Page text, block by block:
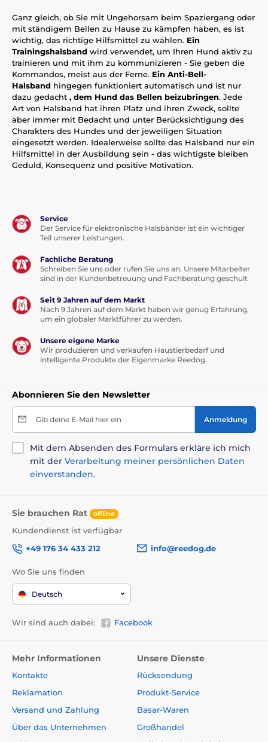
Ganz gleich, ob Sie mit Ungehorsam beim Spaziergang oder
mit ständigem Bellen zu Hause zu kämpfen haben, es ist
wichtig, das richtige Hilfsmittel zu wählen. Ein
Trainingshalsband wird verwendet, um Ihren Hund aktiv zu
trainieren und mit ihm zu kommunizieren - Sie geben die
Kommandos, meist aus der Ferne. Ein Anti-Bell-
Halsband hingegen funktioniert automatisch und ist nur
dazu gedacht , dem Hund das Bellen beizubringen. Jede
Art von Halsband hat ihren Platz und ihren Zweck, sollte
aber immer mit Bedacht und unter Berücksichtigung des
Charakters des Hundes und der jeweiligen Situation
eingesetzt werden. Idealerweise sollte das Halsband nur ein
Hilfsmittel in der Ausbildung sein - das wichtigste bleiben
Geduld, Konsequenz und positive Motivation.
Service
Der Service für elektronische Halsbänder ist ein wichtiger
Teil unserer Leistungen.
Fachliche Beratung
Schreiben Sie uns oder rufen Sie uns an. Unsere Mitarbeiter
sind in der Kundenbetreuung und Fachberatung geschult
Seit 9 Jahren auf dem Markt
Nach 9 Jahren auf dem Markt haben wir genug Erfahrung,
um ein globaler Marktführer zu werden.
Unsere eigene Marke
Wir produzieren und verkaufen Haustierbedarf und
intelligente Produkte der Eigenmarke Reedog.
Abonnieren Sie den Newsletter
Gib deine E-Mail hier ein Anmeldung
Mit dem Absenden des Formulars erkläre ich mich
mit der Verarbeitung meiner persönlichen Daten
einverstanden.
Sie brauchen Rat offline
Kundendienst ist verfügbar
+49 176 34 433 212
info@reedog.de
Wo Sie uns finden
Deutsch
Wir sind auch dabei: Facebook
Mehr Informationen
Kontakte
Reklamation
Versand und Zahlung
Über das Unternehmen
Unsere Dienste
Rücksendung
Produkt-Service
Basar-Waren
Großhandel